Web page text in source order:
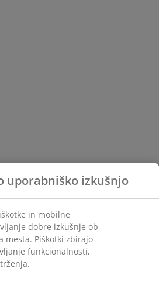
uporabniško izkušnjo
in mobilne
dobre izkušnje ob
mesta. Piškotki zbirajo
funkcionalnosti,